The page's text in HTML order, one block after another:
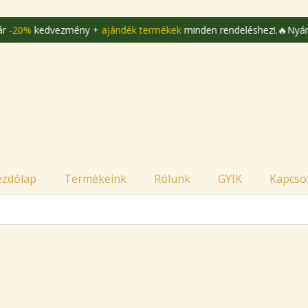
+ ajándék termékekminden rendeléshez!.🔥Nyári akció akár-
Termékeink Rólunk GYIK